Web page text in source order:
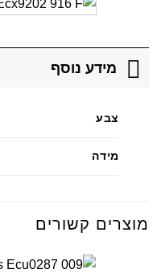
מידע נוסף
צבע
מידה
מוצרים קשורים